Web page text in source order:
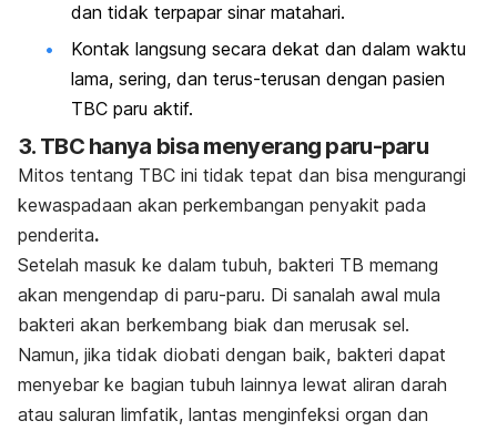
dan tidak terpapar sinar matahari.
Kontak langsung secara dekat dan dalam waktu
lama, sering, dan terus-terusan dengan pasien
TBC paru aktif.
3. TBC hanya bisa menyerang paru-paru
Mitos tentang TBC ini tidak tepat dan bisa mengurangi
kewaspadaan akan perkembangan penyakit pada
penderita.
Setelah masuk ke dalam tubuh, bakteri TB memang
akan mengendap di paru-paru. Di sanalah awal mula
bakteri akan berkembang biak dan merusak sel.
Namun, jika tidak diobati dengan baik, bakteri dapat
menyebar ke bagian tubuh lainnya lewat aliran darah
atau saluran limfatik, lantas menginfeksi organ dan